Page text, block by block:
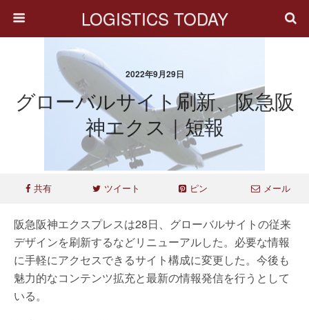
LOGISTICS TODAY
2022年9月29日
グローバルサイト刷新、阪急阪
神エクス｜短報
共有 ツイート ピン メール
阪急阪神エクスプレスは28日、グローバルサイトの従来
デザインを刷新するなどリニューアルした。必要な情報
に手軽にアクセスできるサイト構成に変更した。今後も
魅力的なコンテンツ拡充と最新の情報発信を行うとして
いる。